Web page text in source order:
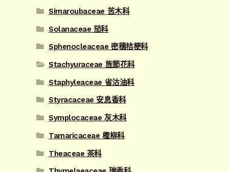
Simaroubaceae 苦木科
Solanaceae 茄科
Sphenocleaceae 密穗桔梗科
Stachyuraceae 旌節花科
Staphyleaceae 省沽油科
Styracaceae 安息香科
Symplocaceae 灰木科
Tamaricaceae 檉柳科
Theaceae 茶科